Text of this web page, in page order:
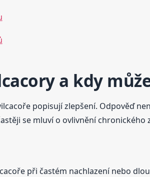
a kdy
popisují zlepšení. Odpověď
se mluví o ovlivnění
při častém nachlazení nebo